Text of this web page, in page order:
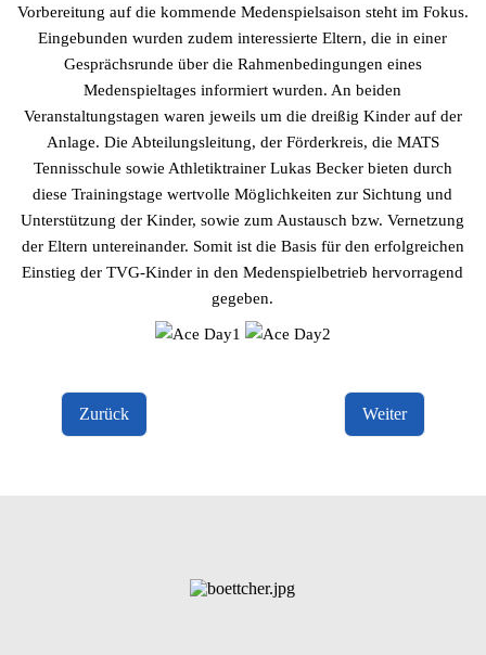
Vorbereitung auf die kommende Medenspielsaison steht im Fokus.
Eingebunden wurden zudem interessierte Eltern, die in einer
Gesprächsrunde über die Rahmenbedingungen eines
Medenspieltages informiert wurden. An beiden
Veranstaltungstagen waren jeweils um die dreißig Kinder auf der
Anlage. Die Abteilungsleitung, der Förderkreis, die MATS
Tennisschule sowie Athletiktrainer Lukas Becker bieten durch
diese Trainingstage wertvolle Möglichkeiten zur Sichtung und
Unterstützung der Kinder, sowie zum Austausch bzw. Vernetzung
der Eltern untereinander. Somit ist die Basis für den erfolgreichen
Einstieg der TVG-Kinder in den Medenspielbetrieb hervorragend
gegeben.
Zurück Weiter